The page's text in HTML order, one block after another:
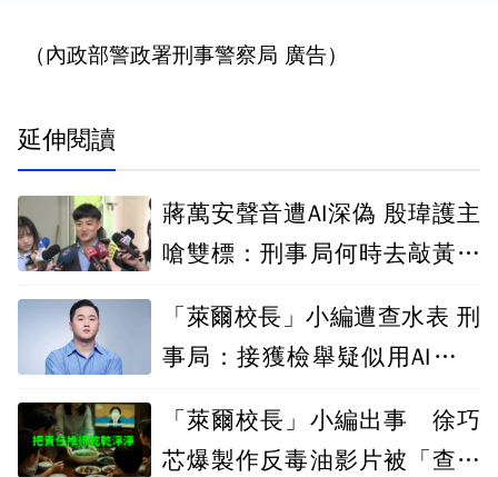
（內政部警政署刑事警察局 廣告）
延伸閱讀
蔣萬安聲音遭AI深偽 殷瑋護主
嗆雙標：刑事局何時去敲黃偉
「萊爾校長」小編遭查水表 刑
事局：接獲檢舉疑似用AI深偽
「萊爾校長」小編出事 徐巧
芯爆製作反毒油影片被「查水